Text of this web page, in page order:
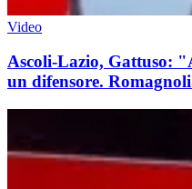
Video
Ascoli-Lazio, Gattuso:
un difensore.